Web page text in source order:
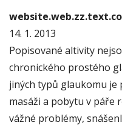
14. 1. 2013
Popisované altivity
chronického prostého
jiných typů glaukomu je
masáži a pobytu v páře
vážné problémy,